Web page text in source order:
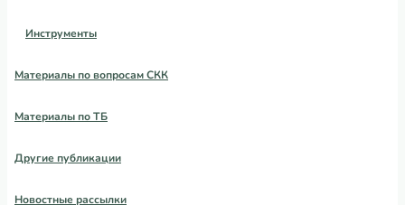
Инструменты
Материалы по вопросам СКК
Материалы по ТБ
Другие публикации
Новостные рассылки